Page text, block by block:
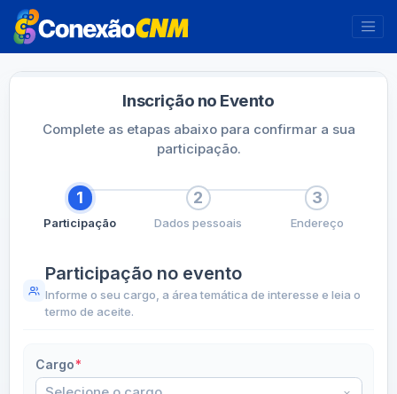
Inscrição no Evento
Complete as etapas abaixo para confirmar a sua
participação.
1
Participação
2
Dados pessoais
3
Endereço
Participação no evento
Informe o seu cargo, a área temática de interesse e leia o
termo de aceite.
Cargo*